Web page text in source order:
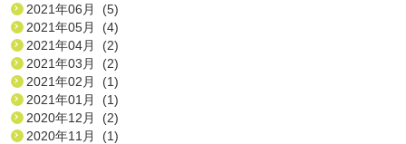
2021年06月 (5)
2021年05月 (4)
2021年04月 (2)
2021年03月 (2)
2021年02月 (1)
2021年01月 (1)
2020年12月 (2)
2020年11月 (1)